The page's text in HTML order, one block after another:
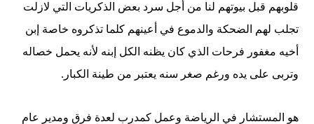
قلوبهم قبل بيوتهم لنا من أجل سرد بعض الذكريات التي لازلت
تجلب لهم الضحكة والدموع في أعينهم كلما تذكروه خاصة إبن
أخيه مغفور فرحات الذي كان يظنه الكل إبنه لأنه يحمل خصاله
وتربى على يده ورغم صغر سنه يعتبر من طينة الكبار.
هو المستشار في الرياضة وعمل كمدرب لعدة فرق ومدير عام